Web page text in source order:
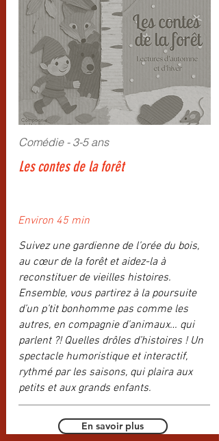
Comédie - 3-5 ans
Les contes de la forêt
Environ 45 min
Suivez une gardienne de l’orée du bois,
au cœur de la forêt et aidez-la à
reconstituer de vieilles histoires.
Ensemble, vous partirez à la poursuite
d’un p’tit bonhomme pas comme les
autres, en compagnie d’animaux… qui
parlent ?! Quelles drôles d’histoires ! Un
spectacle humoristique et interactif,
rythmé par les saisons, qui plaira aux
petits et aux grands enfants.
En savoir plus